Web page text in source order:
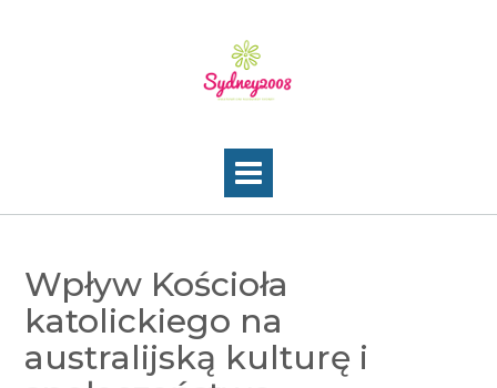
Wpływ Kościoła
katolickiego na
australijską kulturę i